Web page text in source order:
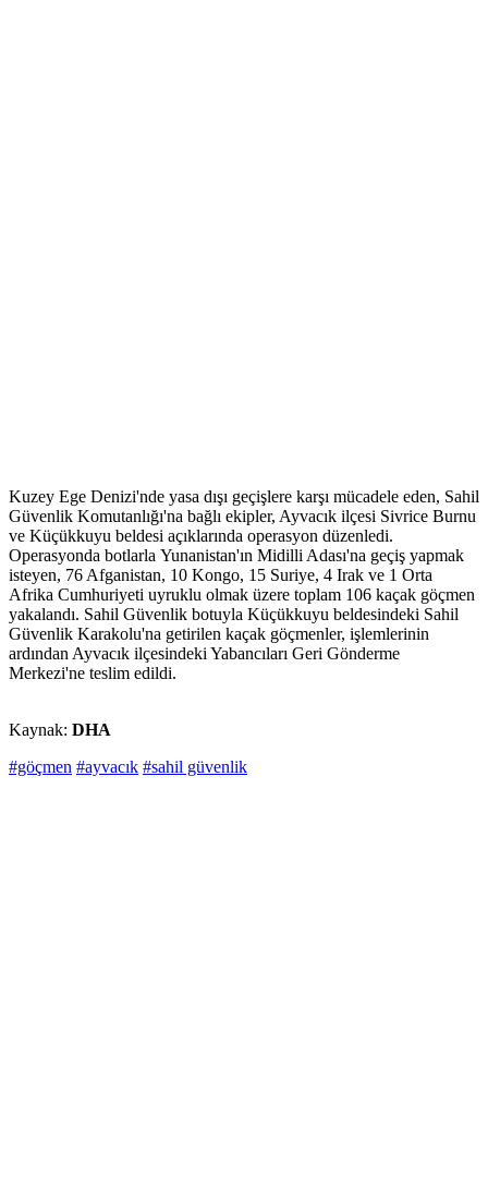
Kuzey Ege Denizi'nde yasa dışı geçişlere karşı mücadele eden, Sahil
Güvenlik Komutanlığı'na bağlı ekipler, Ayvacık ilçesi Sivrice Burnu
ve Küçükkuyu beldesi açıklarında operasyon düzenledi.
Operasyonda botlarla Yunanistan'ın Midilli Adası'na geçiş yapmak
isteyen, 76 Afganistan, 10 Kongo, 15 Suriye, 4 Irak ve 1 Orta
Afrika Cumhuriyeti uyruklu olmak üzere toplam 106 kaçak göçmen
yakalandı. Sahil Güvenlik botuyla Küçükkuyu beldesindeki Sahil
Güvenlik Karakolu'na getirilen kaçak göçmenler, işlemlerinin
ardından Ayvacık ilçesindeki Yabancıları Geri Gönderme
Merkezi'ne teslim edildi.
Kaynak: DHA
#göçmen #ayvacık #sahil güvenlik